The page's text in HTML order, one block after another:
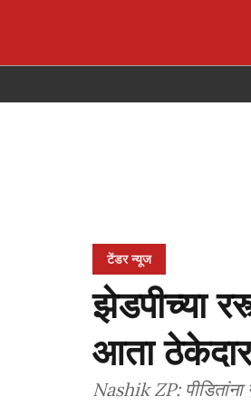
टेंडर न्यूज
झेडपीच्या
आता
Nashik ZP: पीडितांना